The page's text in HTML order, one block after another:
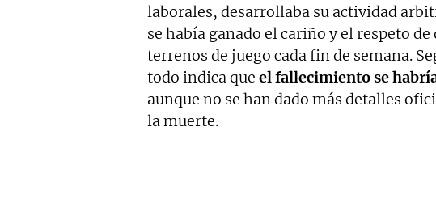
laborales, desarrollaba su actividad
se había ganado el cariño y el respeto
terrenos de juego cada fin de semana.
todo indica que el fallecimiento se
aunque no se han dado más detalles
la muerte.